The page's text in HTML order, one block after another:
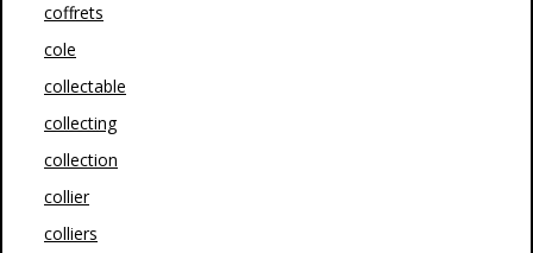
coffrets
cole
collectable
collecting
collection
collier
colliers